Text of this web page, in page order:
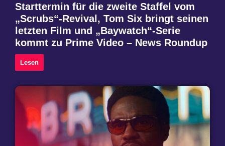
Starttermin für die zweite Staffel vom
„Scrubs“-Revival, Tom Six bringt seinen
letzten Film und „Baywatch“-Serie
kommt zu Prime Video – News Roundup
Lesen